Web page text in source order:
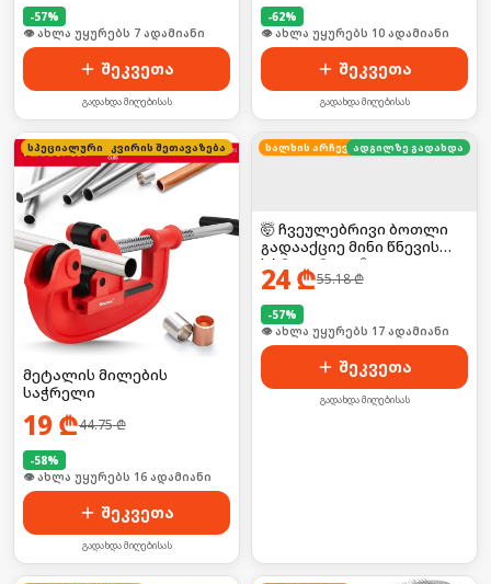
-57%
🛒 ბოლო 24სთ-ში იყიდა 6-მა
შეკვეთა
გადახდა მიღებისას
-62%
🛒 ბოლო 24სთ-ში იყიდა 18-მა
შეკვეთა
გადახდა მიღებისას
სპეციალური ფასი
კვირის შეთავაზება
მეტალის მილების
საჭრელი
19 ₾44.75₾
-58%
🛒 ბოლო 24სთ-ში იყიდა 21-მა
შეკვეთა
გადახდა მიღებისას
ხალხის არჩევანი
ადგილზე გადახდა
🤯 ჩვეულებრივი ბოთლი
გადააქციე მინი წნევის
სპრეიერად! 💦
24₾55.18₾
-57%
🛒 ბოლო 24სთ-ში იყიდა 22-მა
შეკვეთა
გადახდა მიღებისას